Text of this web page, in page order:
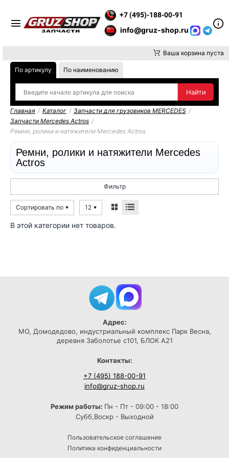
+7 (495)-188-00-91
info@gruz-shop.ru
Ваша корзина пуста
По артикулу По наименованию
Главная / Каталог / Запчасти для грузовиков MERCEDES /
Запчасти Mercedes Actros /
Ремни, ролики и натяжители Mercedes Actros
Ремни, ролики и натяжители Mercedes
Actros
Фильтр
Сортировать по 12
В этой категории нет товаров.
Адрес:
МО, Домодедово, индустриальный комплекс Парк Весна,
деревня Заболотье с101, БЛОК А21
Контакты:
+7 (495) 188-00-91
info@gruz-shop.ru
Режим работы: Пн - Пт - 09:00 - 18:00
Субб,Воскр - Выходной
Пользовательское соглашение
Политика конфиденциальности